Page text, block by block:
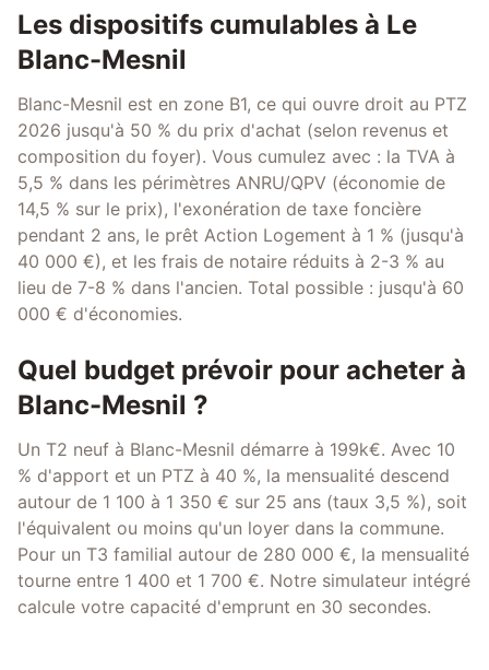
Les dispositifs cumulables à Le
Blanc-Mesnil
Blanc-Mesnil est en zone B1, ce qui ouvre droit au PTZ
2026 jusqu'à 50 % du prix d'achat (selon revenus et
composition du foyer). Vous cumulez avec : la TVA à
5,5 % dans les périmètres ANRU/QPV (économie de
14,5 % sur le prix), l'exonération de taxe foncière
pendant 2 ans, le prêt Action Logement à 1 % (jusqu'à
40 000 €), et les frais de notaire réduits à 2-3 % au
lieu de 7-8 % dans l'ancien. Total possible : jusqu'à 60
000 € d'économies.
Quel budget prévoir pour acheter à
Blanc-Mesnil ?
Un T2 neuf à Blanc-Mesnil démarre à 199k€. Avec 10
% d'apport et un PTZ à 40 %, la mensualité descend
autour de 1 100 à 1 350 € sur 25 ans (taux 3,5 %), soit
l'équivalent ou moins qu'un loyer dans la commune.
Pour un T3 familial autour de 280 000 €, la mensualité
tourne entre 1 400 et 1 700 €. Notre simulateur intégré
calcule votre capacité d'emprunt en 30 secondes.